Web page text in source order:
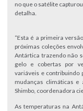
no que o satélite
detalha.
“Esta é a primeira
próximas coleções
Antártica trazendo não
gelo e cobertas por
variáveis e contribuindo
mudanças climáticas e
Shimbo, coordenadora
As temperaturas na